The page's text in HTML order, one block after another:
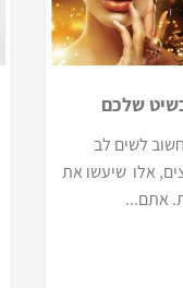
שלכם
לשים לב
אלו שיעשו את
אתם...